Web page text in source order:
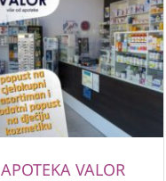
APOTEKA VALOR